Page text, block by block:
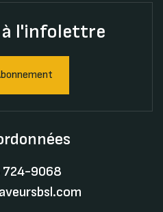
à l'infolettre
724-9068